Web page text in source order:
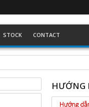
STOCK CONTACT
HƯỚNG